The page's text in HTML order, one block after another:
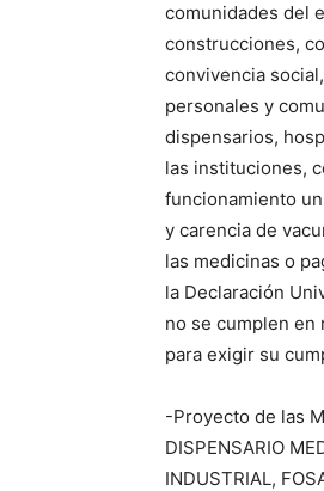
comunidades del
construcciones,
convivencia
personales y
dispensarios,
las instituciones,
funcionamiento
y carencia de
las medicinas o
la Declaración
no se cumplen
para exigir su
-Proyecto de las
DISPENSARIO
INDUSTRIAL,